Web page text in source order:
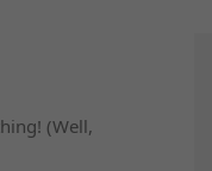
(Well,